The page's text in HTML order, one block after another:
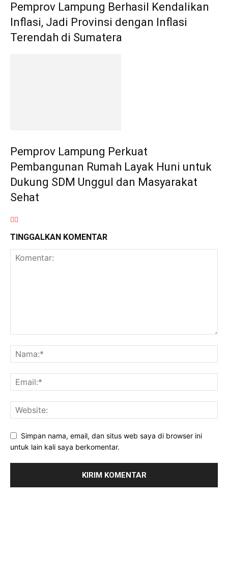
Pemprov Lampung Berhasil Kendalikan
Inflasi, Jadi Provinsi dengan Inflasi
Terendah di Sumatera
Pemprov Lampung Perkuat
Pembangunan Rumah Layak Huni untuk
Dukung SDM Unggul dan Masyarakat
Sehat
TINGGALKAN KOMENTAR
Simpan nama, email, dan situs web saya di browser ini
untuk lain kali saya berkomentar.